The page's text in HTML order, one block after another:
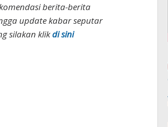
berita-berita
update kabar seputar
silakan klikdi sini